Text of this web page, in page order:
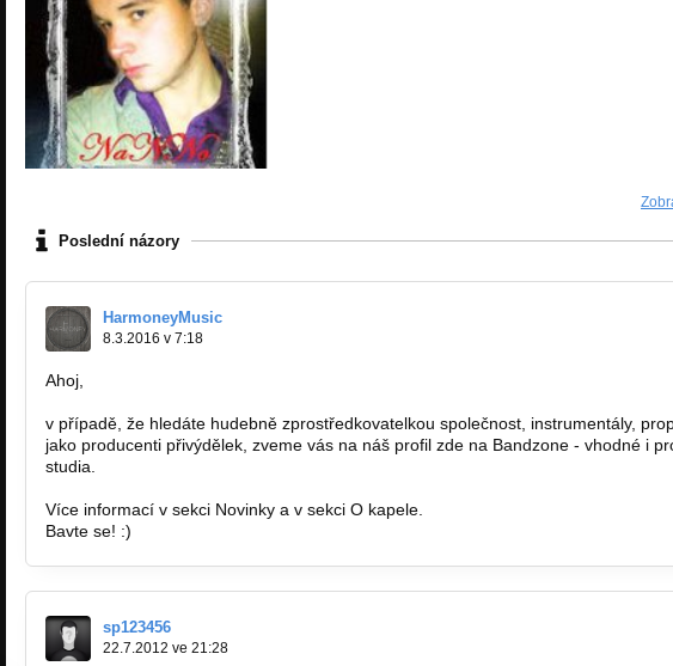
Poslední názory
HarmoneyMusic
8.3.2016 v 7:18
Ahoj,
v případě, že hledáte hudebně zprostředkovatelkou společnost, instrumentály,
jako producenti přivýdělek, zveme vás na náš profil zde na Bandzone - vhodné i
studia.
Více informací v sekci Novinky a v sekci O kapele.
Bavte se! :)
sp123456
22.7.2012 ve 21:28